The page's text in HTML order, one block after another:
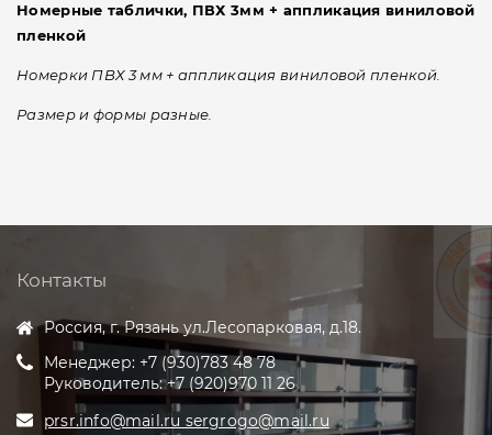
Номерные таблички, ПВХ 3мм + аппликация виниловой
пленкой
Номерки ПВХ 3 мм + аппликация виниловой пленкой.
Размер и формы разные.
Контакты
Россия, г. Рязань ул.Лесопарковая, д.18.
Менеджер: +7 (930)783 48 78
Руководитель: +7 (920)970 11 26
prsr.info@mail.ru sergrogo@mail.ru